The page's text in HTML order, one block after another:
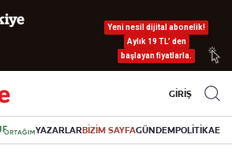
Yeni nesil dijital abonelik!
Aylık 19 TL’ den
başlayan fiyatlarla.
GİRİŞ
YAZARLARBİZİM SAYFAGÜNDEMPOLİTİKA